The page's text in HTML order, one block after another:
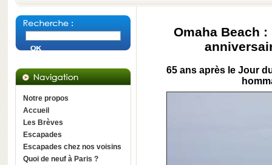
Notre propos
Accueil
Les Brèves
Escapades
Escapades chez nos voisins
Quoi de neuf à Paris ?
Omaha Beach
65 ans après le Jour